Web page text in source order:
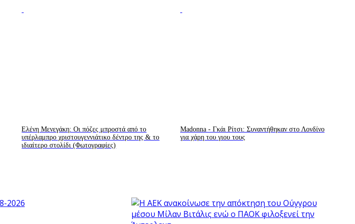
Ελένη Μενεγάκη: Οι πόζες μπροστά από το
υπέρλαμπρο χριστουγεννιάτικο δέντρο της & το
ιδιαίτερο στολίδι (Φωτογραφίες)
Madonna - Γκάι Ρίτσι: Συναντήθηκαν στο Λονδίνο
για χάρη του γιου τους